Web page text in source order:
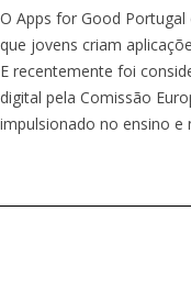
O Apps for Good
que jovens criam
E recentemente foi
digital pela Comissão
impulsionado no ensino e